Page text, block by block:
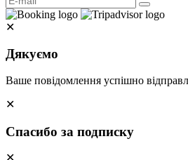
✕
Дякуємо
Ваше повідомлення успішно
✕
Спасибо за подписку